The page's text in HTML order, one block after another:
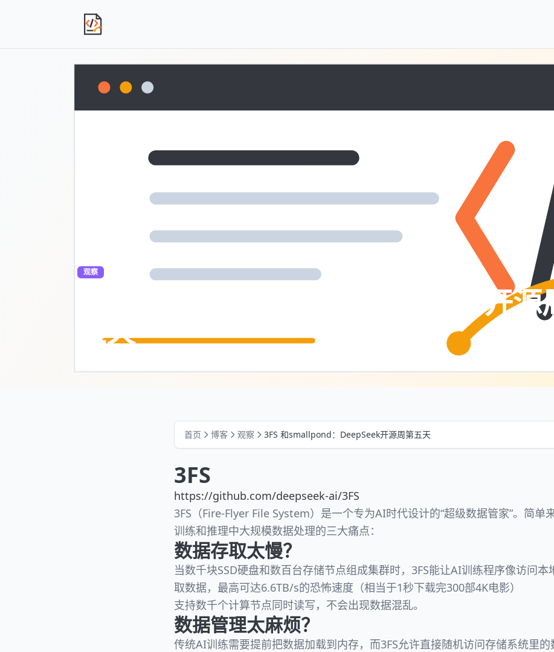
独立产品人日记
观察
3FS 和smallpond：DeepSeek开源
五天
首页 博客 观察 3FS 和smallpond：DeepSeek开源周第五天
3FS
https://github.com/deepseek-ai/3FS
3FS（Fire-Flyer File System）是一个专为AI时代设计的“超级数据管家”。简单
训练和推理中大规模数据处理的三大痛点：
数据存取太慢？
当数千块SSD硬盘和数百台存储节点组成集群时，3FS能让AI训练程序像访问本
取数据，最高可达6.6TB/s的恐怖速度（相当于1秒下载完300部4K电影）
支持数千个计算节点同时读写，不会出现数据混乱。
数据管理太麻烦？
传统AI训练需要提前把数据加载到内存，而3FS允许直接随机访问存储系统里